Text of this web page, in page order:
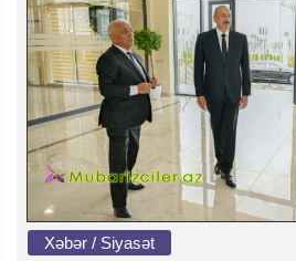
Xəbər / Siyasət